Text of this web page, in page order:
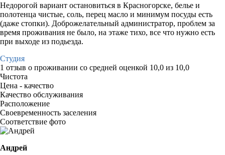
Недорогой вариант остановиться в Красногорске, белье и
полотенца чистые, соль, перец масло и минимум посуды есть
(даже стопки). Доброжелательный администратор, проблем за
время проживания не было, на этаже тихо, все что нужно есть
при выходе из подьезда.
Студия
1 отзыв о проживании со средней оценкой 10,0 из 10,0
Чистота
Цена - качество
Качество обслуживания
Расположение
Своевременность заселения
Соответствие фото
Андрей